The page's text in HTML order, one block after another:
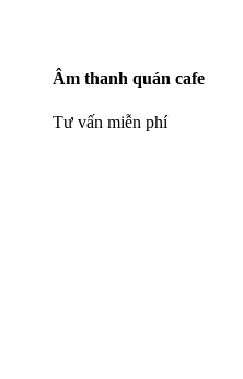
Âm thanh quán cafe
Tư vấn miễn phí